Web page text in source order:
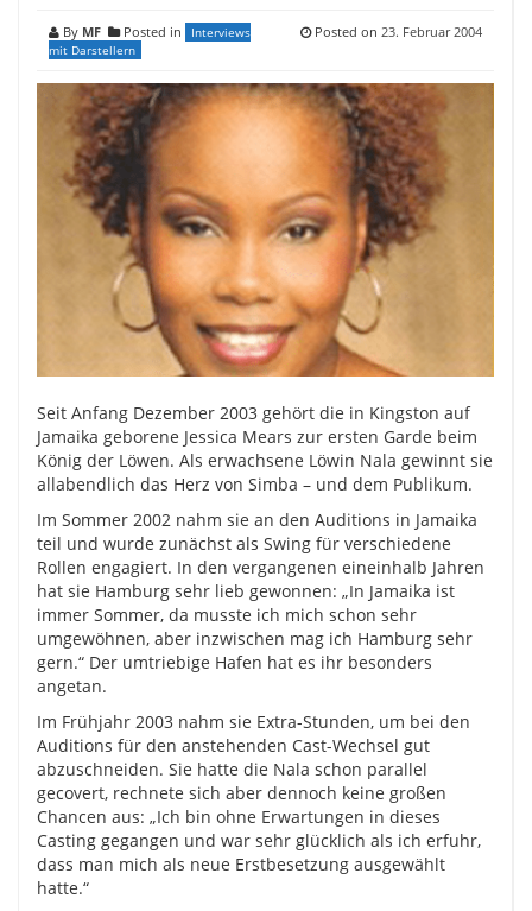
By MF Posted in
Interviews
mit Darstellern
Posted on 23. Februar 2004
Seit Anfang Dezember 2003 gehört die in Kingston auf
Jamaika geborene Jessica Mears zur ersten Garde beim
König der Löwen. Als erwachsene Löwin Nala gewinnt sie
allabendlich das Herz von Simba – und dem Publikum.
Im Sommer 2002 nahm sie an den Auditions in Jamaika
teil und wurde zunächst als Swing für verschiedene
Rollen engagiert. In den vergangenen eineinhalb Jahren
hat sie Hamburg sehr lieb gewonnen: „In Jamaika ist
immer Sommer, da musste ich mich schon sehr
umgewöhnen, aber inzwischen mag ich Hamburg sehr
gern.“ Der umtriebige Hafen hat es ihr besonders
angetan.
Im Frühjahr 2003 nahm sie Extra-Stunden, um bei den
Auditions für den anstehenden Cast-Wechsel gut
abzuschneiden. Sie hatte die Nala schon parallel
gecovert, rechnete sich aber dennoch keine großen
Chancen aus: „Ich bin ohne Erwartungen in dieses
Casting gegangen und war sehr glücklich als ich erfuhr,
dass man mich als neue Erstbesetzung ausgewählt
hatte.“